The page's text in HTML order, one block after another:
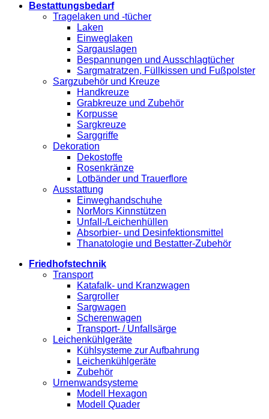
Bestattungsbedarf
Tragelaken und -tücher
Laken
Einweglaken
Sargauslagen
Bespannungen und Ausschlagtücher
Sargmatratzen, Füllkissen und Fußpolster
Sargzubehör und Kreuze
Handkreuze
Grabkreuze und Zubehör
Korpusse
Sargkreuze
Sarggriffe
Dekoration
Dekostoffe
Rosenkränze
Lotbänder und Trauerflore
Ausstattung
Einweghandschuhe
NorMors Kinnstützen
Unfall-/Leichenhüllen
Absorbier- und Desinfektionsmittel
Thanatologie und Bestatter-Zubehör
Friedhofstechnik
Transport
Katafalk- und Kranzwagen
Sargroller
Sargwagen
Scherenwagen
Transport- / Unfallsärge
Leichenkühlgeräte
Kühlsysteme zur Aufbahrung
Leichenkühlgeräte
Zubehör
Urnenwandsysteme
Modell Hexagon
Modell Quader